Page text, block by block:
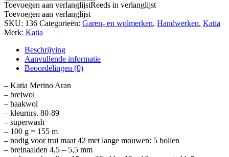
Toevoegen aan verlanglijstReeds in verlanglijst
Toevoegen aan verlanglijst
SKU: 136 Categorieën: Garen- en wolmerken, Handwerken, Katia
Merk: Katia
Beschrijving
Aanvullende informatie
Beoordelingen (0)
– Katia Merino Aran
– breiwol
– haakwol
– kleurnrs. 80-89
– superwash
– 100 g = 155 m
– nodig voor trui maat 42 met lange mouwen: 5 bollen
– breinaalden 4,5 – 5,5 mm